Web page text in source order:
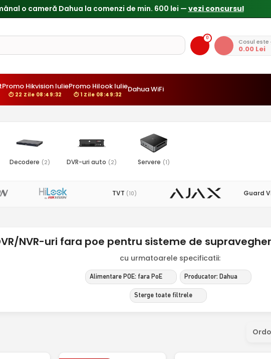
0 Cosul este
0.00 Lei
Promo Hikvision Iulie
⏱ 22 Zile 08:49:31
Promo Hilook Iulie
⏱ 1 Zile 08:49:31
Dahua WiFi
Decodere (2) DVR-uri auto (2) Servere (1)
TVT (10) Guard
NVR-uri fara poe pentru sisteme de
cu urmatoarele specificatii:
Alimentare POE: fara PoE Producator: Dahua
Sterge toate filtrele